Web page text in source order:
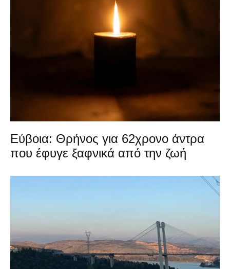
Εύβοια: Θρήνος για 62χρονο άντρα
που έφυγε ξαφνικά από την ζωή